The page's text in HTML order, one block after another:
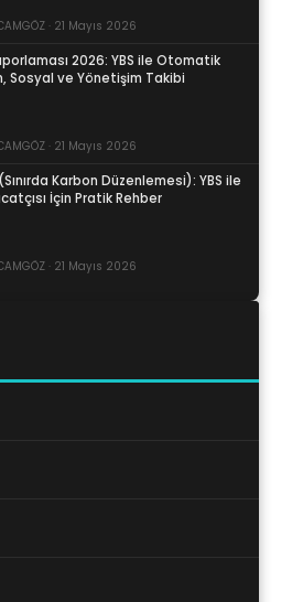
· 21 Mayıs 2026
2026: YBS ile Otomatik
Sosyal ve Yönetişim Takibi
· 21 Mayıs 2026
Karbon Düzenlemesi): YBS ile
İçin Pratik Rehber
· 21 Mayıs 2026